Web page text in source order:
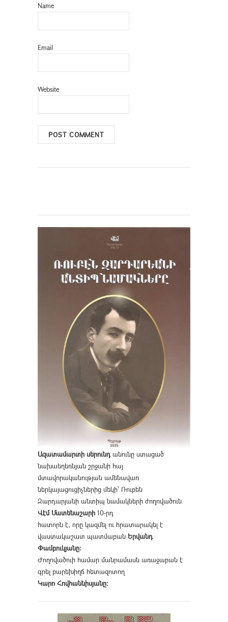
Name
Email
Website
Ազատամարտի սերունդանունը ստացած
նախաեղեռնյան շրջանի հայ
մտավորականության ամենավառ
ներկայացուցիչներից մեկի՝ Ռուբեն
Զարդարյանի անտիպ նամակների ժողովածուն
Վէմ Մատենաշարի 10-րդ
հատորն է, որը կազմել ու հրատարակել է
վաստակաշատ պատմաբան Երվանդ
Փամբուկյանը։
Ժողովածուի համար մանրամասն առաջաբան է
գրել բարեխիղճ հետազոտող
Կարո Հովհաննիսյանը։